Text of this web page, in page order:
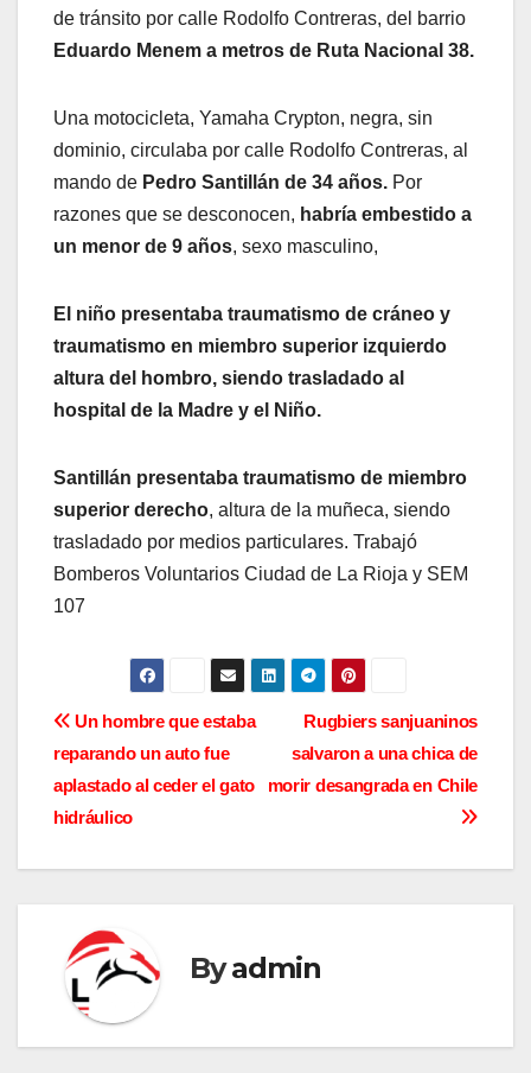
de tránsito por calle Rodolfo Contreras, del barrio
Eduardo Menem a metros de Ruta Nacional 38.
Una motocicleta, Yamaha Crypton, negra, sin
dominio, circulaba por calle Rodolfo Contreras, al
mando de Pedro Santillán de 34 años. Por
razones que se desconocen, habría embestido a
un menor de 9 años, sexo masculino,
El niño presentaba traumatismo de cráneo y
traumatismo en miembro superior izquierdo
altura del hombro, siendo trasladado al
hospital de la Madre y el Niño.
Santillán presentaba traumatismo de miembro
superior derecho, altura de la muñeca, siendo
trasladado por medios particulares. Trabajó
Bomberos Voluntarios Ciudad de La Rioja y SEM
107
N
a
v
e
a
Rugbiers sanjuaninos
salvaron a una chica de
morir desangrada en Chile
Un hombre que estaba
reparando un auto fue
aplastado al ceder el gato
hidráulico
Byadmin